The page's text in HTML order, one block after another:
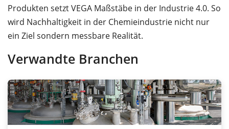
Produkten setzt VEGA Maßstäbe in der Industrie 4.0. So
wird Nachhaltigkeit in der Chemieindustrie nicht nur
ein Ziel sondern messbare Realität.
Verwandte Branchen